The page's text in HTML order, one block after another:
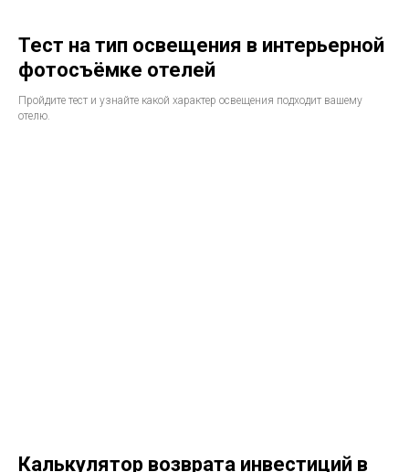
Тест на тип освещения в интерьерной
фотосъёмке отелей
Пройдите тест и узнайте какой характер освещения подходит вашему
отелю.
Калькулятор возврата инвестиций в